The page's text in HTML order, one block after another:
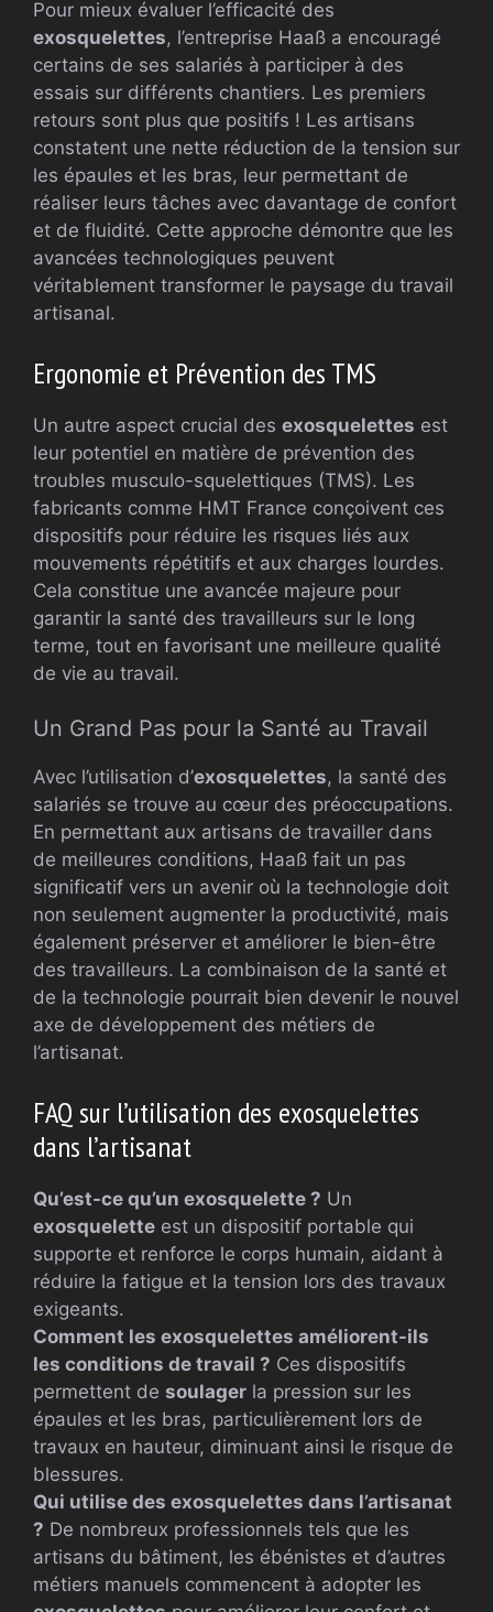
Pour mieux évaluer l’efficacité des
exosquelettes, l’entreprise Haaß a encouragé
certains de ses salariés à participer à des
essais sur différents chantiers. Les premiers
retours sont plus que positifs ! Les artisans
constatent une nette réduction de la tension sur
les épaules et les bras, leur permettant de
réaliser leurs tâches avec davantage de confort
et de fluidité. Cette approche démontre que les
avancées technologiques peuvent
véritablement transformer le paysage du travail
artisanal.
Ergonomie et Prévention des TMS
Un autre aspect crucial des exosquelettes est
leur potentiel en matière de prévention des
troubles musculo-squelettiques (TMS). Les
fabricants comme HMT France conçoivent ces
dispositifs pour réduire les risques liés aux
mouvements répétitifs et aux charges lourdes.
Cela constitue une avancée majeure pour
garantir la santé des travailleurs sur le long
terme, tout en favorisant une meilleure qualité
de vie au travail.
Un Grand Pas pour la Santé au Travail
Avec l’utilisation d’exosquelettes, la santé des
salariés se trouve au cœur des préoccupations.
En permettant aux artisans de travailler dans
de meilleures conditions, Haaß fait un pas
significatif vers un avenir où la technologie doit
non seulement augmenter la productivité, mais
également préserver et améliorer le bien-être
des travailleurs. La combinaison de la santé et
de la technologie pourrait bien devenir le nouvel
axe de développement des métiers de
l’artisanat.
FAQ sur l’utilisation des exosquelettes
dans l’artisanat
Qu’est-ce qu’un exosquelette ? Un
exosquelette est un dispositif portable qui
supporte et renforce le corps humain, aidant à
réduire la fatigue et la tension lors des travaux
exigeants.
Comment les exosquelettes améliorent-ils
les conditions de travail ? Ces dispositifs
permettent de soulager la pression sur les
épaules et les bras, particulièrement lors de
travaux en hauteur, diminuant ainsi le risque de
blessures.
Qui utilise des exosquelettes dans l’artisanat
? De nombreux professionnels tels que les
artisans du bâtiment, les ébénistes et d’autres
métiers manuels commencent à adopter les